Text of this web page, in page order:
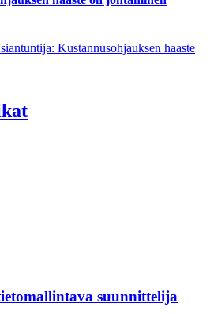
Kustannusohjauksen haaste
suunnittelija